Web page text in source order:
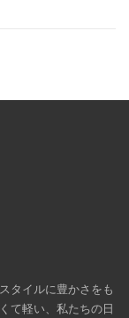
タイルに豊かさをも
て軽い、私たちの日